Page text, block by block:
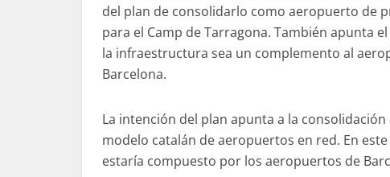
del plan de consolidarlo como aeropuerto de
para el Camp de Tarragona. También apunta
la infraestructura sea un complemento al
Barcelona.
La intención del plan apunta a la consolidación
modelo catalán de aeropuertos en red. En este
estaría compuesto por los aeropuertos de